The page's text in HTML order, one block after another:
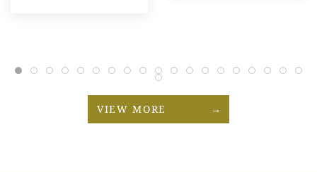
VIEW MORE